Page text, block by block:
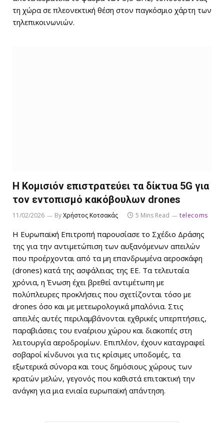
τη χώρα σε πλεονεκτική θέση στον παγκόσμιο χάρτη των
τηλεπικοινωνιών.
Η Κομισιόν επιστρατεύει τα δίκτυα 5G για
τον εντοπισμό κακόβουλων drones
11/02/2026 ByΧρήστος Κοτσακάς 5 Mins Read telecoms
Η Ευρωπαϊκή Επιτροπή παρουσίασε το Σχέδιο Δράσης
της για την αντιμετώπιση των αυξανόμενων απειλών
που προέρχονται από τα μη επανδρωμένα αεροσκάφη
(drones) κατά της ασφάλειας της ΕΕ. Τα τελευταία
χρόνια, η Ένωση έχει βρεθεί αντιμέτωπη με
πολύπλευρες προκλήσεις που σχετίζονται τόσο με
drones όσο και με μετεωρολογικά μπαλόνια. Στις
απειλές αυτές περιλαμβάνονται εχθρικές υπερπτήσεις,
παραβιάσεις του εναέριου χώρου και διακοπές στη
λειτουργία αεροδρομίων. Επιπλέον, έχουν καταγραφεί
σοβαροί κίνδυνοι για τις κρίσιμες υποδομές, τα
εξωτερικά σύνορα και τους δημόσιους χώρους των
κρατών μελών, γεγονός που καθιστά επιτακτική την
ανάγκη για μια ενιαία ευρωπαϊκή απάντηση.